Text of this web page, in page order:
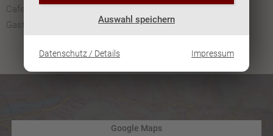
Auswahl speichern
Datenschutz / Details Impressum
Cafe im Klinikum:
Gastwirtschaft im Klinikum:+43-463-207090400
Google Maps